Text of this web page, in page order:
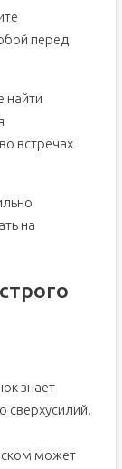
перед
найти
встречах
на
знает
сверхусилий.
может